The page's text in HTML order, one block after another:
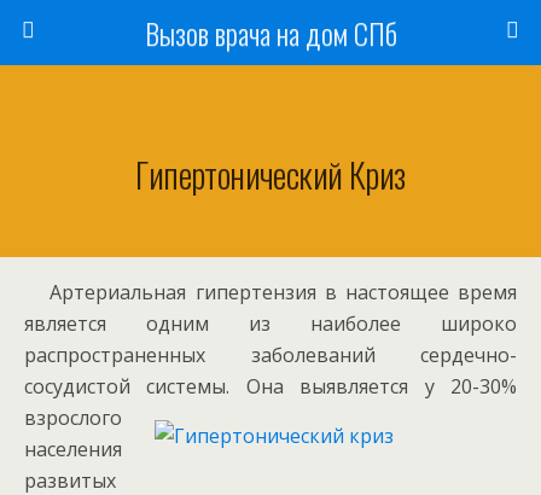
Вызов врача на дом СПб
Гипертонический Криз
Артериальная гипертензия в настоящее время
является одним из наиболее широко
распространенных заболеваний сердечно-
сосудистой системы. Она выявляется у 20-30%
взрослого
населения
развитых